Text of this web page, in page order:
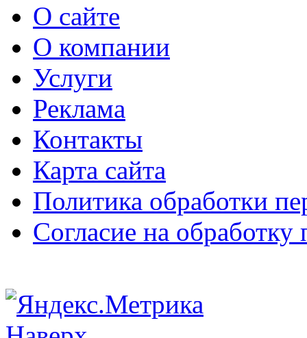
О сайте
О компании
Услуги
Реклама
Контакты
Карта сайта
Политика обработки
Согласие на